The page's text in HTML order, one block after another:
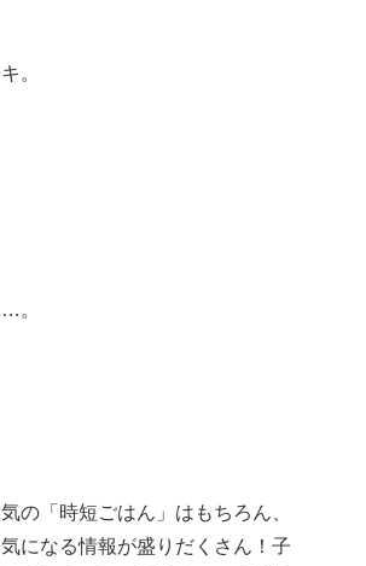
。
。
の「時短ごはん」はもちろん、
になる情報が盛りだくさん！子